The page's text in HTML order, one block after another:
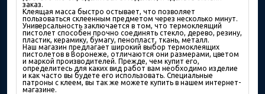
заказ.
Клеящая масса быстро остывает, что позволяет
пользоваться склеенным предметом через несколько минут.
Универсальность заключается в том, что термоклеящий
пистолет способен прочно соединять стекло, дерево, резину,
пластик, керамику, бумагу, пенопласт, ткань, металл.
Наш магазин предлагает широкий выбор термоклеящих
пистолетов в Воронеже, отличаются они размерами, цветом
и маркой производителей. Прежде, чем купит его,
определитесь для каких вид работ вам необходимо изделие
и как часто вы будете его использовать. Специальные
патроны с клеем, вы так же можете купить в нашем интернет-
магазине.